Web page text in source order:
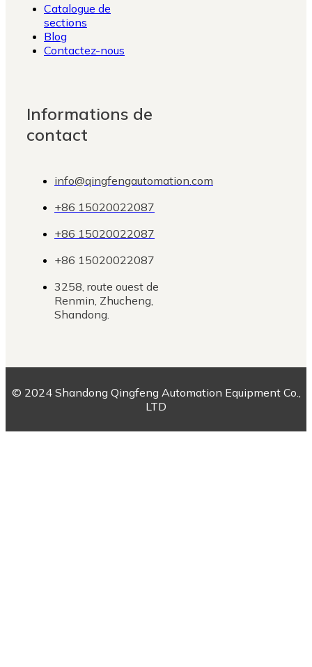
Catalogue de
sections
Blog
Contactez-nous
Informations de
contact
info@qingfengautomation.com
+86 15020022087
+86 15020022087
+86 15020022087
3258, route ouest de
Renmin, Zhucheng,
Shandong.
© 2024 Shandong Qingfeng Automation Equipment Co.,
LTD